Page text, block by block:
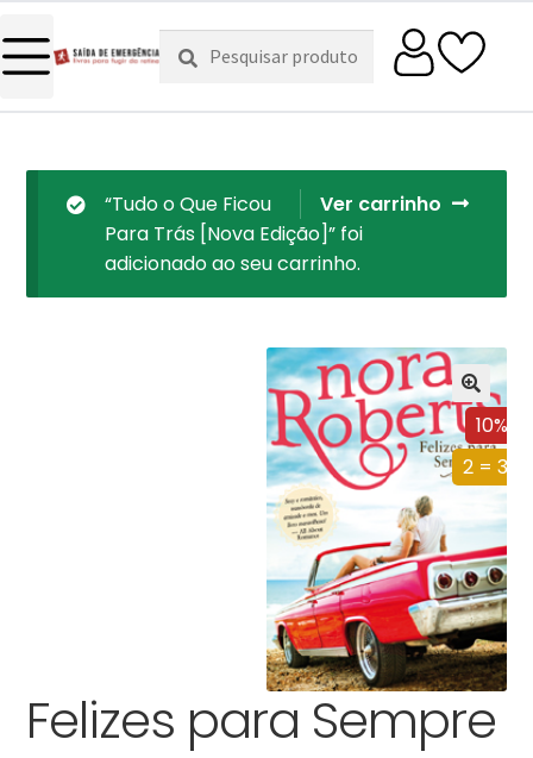
Pesquisar
por:
Pesquisa
Ver carrinho
“Tudo o Que Ficou
Para Trás [Nova Edição]” foi
adicionado ao seu carrinho.
10%
2 = 3
Felizes para Sempre